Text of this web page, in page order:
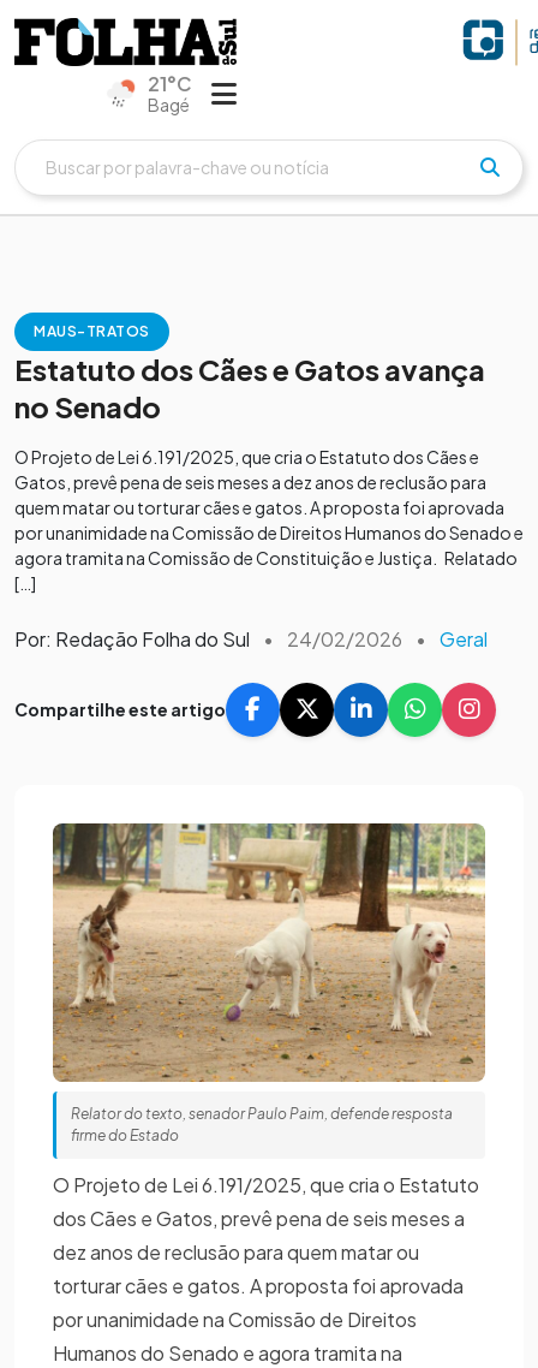
21°C
Bagé
MAUS-TRATOS
Estatuto dos Cães e Gatos avança
no Senado
O Projeto de Lei 6.191/2025, que cria o Estatuto dos Cães e
Gatos, prevê pena de seis meses a dez anos de reclusão para
quem matar ou torturar cães e gatos. A proposta foi aprovada
por unanimidade na Comissão de Direitos Humanos do Senado e
agora tramita na Comissão de Constituição e Justiça. Relatado
[…]
Por: Redação Folha do Sul • 24/02/2026 • Geral
Compartilhe este artigo
Relator do texto, senador Paulo Paim, defende resposta
firme do Estado
O Projeto de Lei 6.191/2025, que cria o Estatuto
dos Cães e Gatos, prevê pena de seis meses a
dez anos de reclusão para quem matar ou
torturar cães e gatos. A proposta foi aprovada
por unanimidade na Comissão de Direitos
Humanos do Senado e agora tramita na